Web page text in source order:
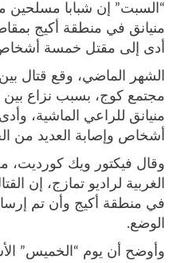
“السبت” إن شبابا مسلحين
منيانق في منطقة أكيج
أدى إلى مقتل خمسة
الشهر الماضي، وقع قتال
مجتمع كوج، بسبب نزاع
منيانق للراعي الماشية،
أشخاص وإصابة العديد من
وقال فيكتور ويك كورديت،
الغربية لراديو تمازج، إن
في منطقة أكيج وأن تم
الوضع.
وأوضح أن يوم “الخميس”